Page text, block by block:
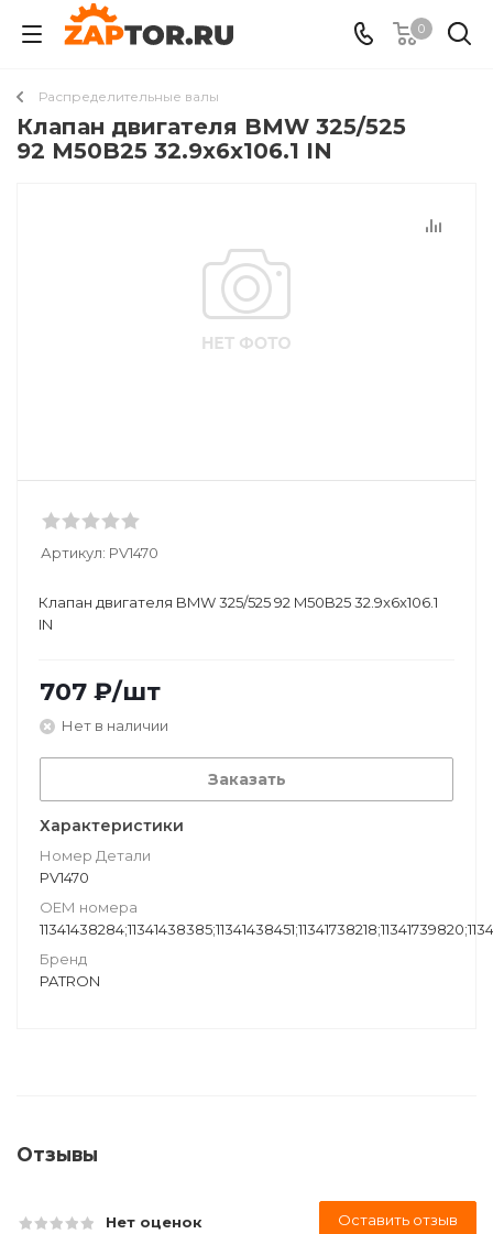
0
Распределительные валы
Клапан двигателя BMW 325/525
92 M50B25 32.9x6x106.1 IN
Артикул: PV1470
Клапан двигателя BMW 325/525 92 M50B25 32.9x6x106.1
IN
707 ₽/шт
Нет в наличии
Заказать
Характеристики
Номер Детали
PV1470
ОЕМ номера
Бренд
PATRON
Отзывы
Нет оценок Оставить отзыв